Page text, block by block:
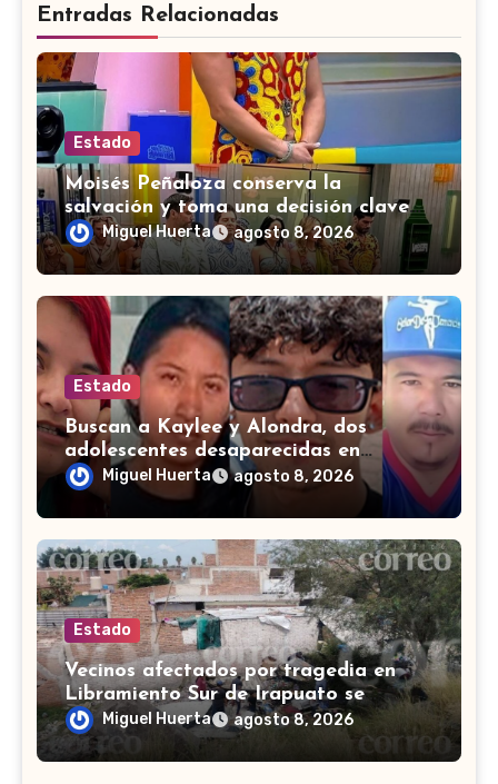
Entradas Relacionadas
Estado
Moisés Peñaloza conserva la
salvación y toma una decisión clave
en ‘La Casa de los Famosos’
Miguel Huerta agosto 8, 2026
Estado
Buscan a Kaylee y Alondra, dos
adolescentes desaparecidas en
Guanajuato
Miguel Huerta agosto 8, 2026
Estado
Vecinos afectados por tragedia en
Libramiento Sur de Irapuato se
preguntan ‘¿quién pagará los daños?’
Miguel Huerta agosto 8, 2026